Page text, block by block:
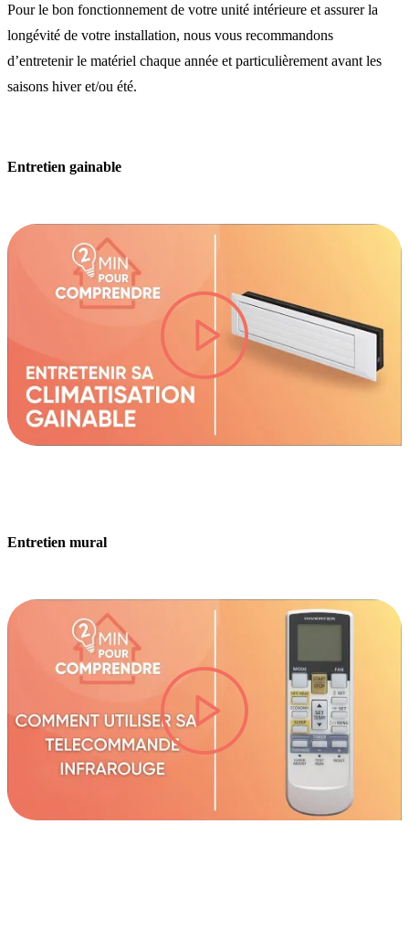
Pour le bon fonctionnement de votre unité intérieure et assurer la
longévité de votre installation, nous vous recommandons
d’entretenir le matériel chaque année et particulièrement avant les
saisons hiver et/ou été.
Entretien gainable
lire la vidéo
Entretien mural
lire la vidéo